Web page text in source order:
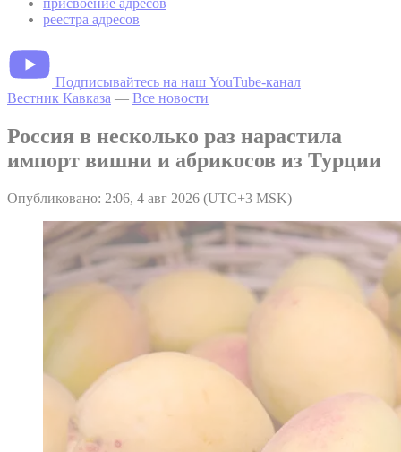
реестра адресов
Подписывайтесь на наш YouTube-канал
Вестник Кавказа — Все новости
Россия в несколько раз нарастила
импорт вишни и абрикосов из Турции
Опубликовано: 2:06, 4 авг 2026 (UTC+3 MSK)